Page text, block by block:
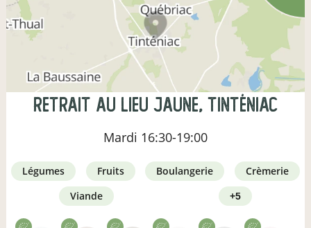
Retrait au Lieu Jaune, Tinténiac
Mardi 16:30-19:00
légumes fruits boulangerie
crèmerie
viande
+5